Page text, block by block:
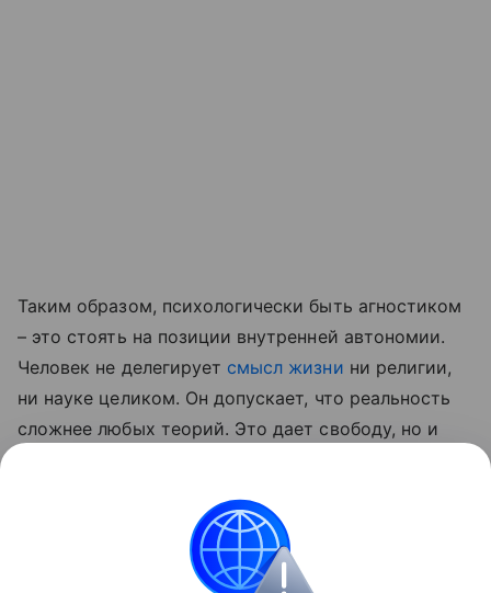
Таким образом, психологически быть агностиком
– это стоять на позиции внутренней автономии.
Человек не делегирует смысл жизни ни религии,
ни науке целиком. Он допускает, что реальность
сложнее любых теорий. Это дает свободу, но и
ответственность и смысл.